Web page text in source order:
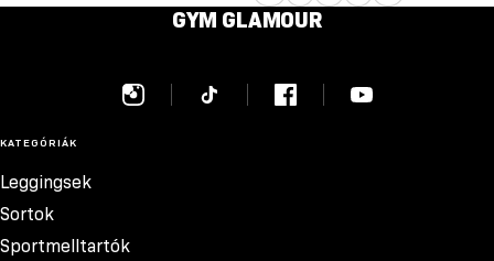
GYM GLAMOUR
KATEGÓRIÁK
Leggingsek
Sortok
Sportmelltartók